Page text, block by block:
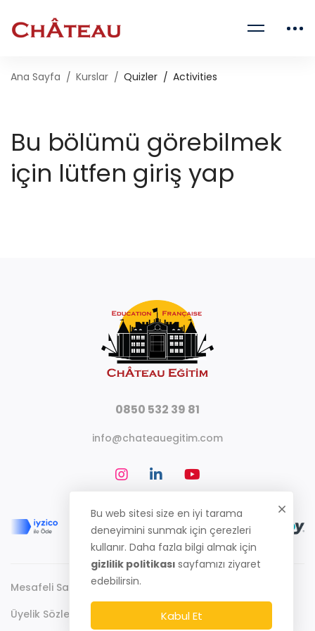
Ana Sayfa Kurslar Quizler Activities
Bu bölümü görebilmek
için lütfen giriş yap
0850 532 39 81
info@chateauegitim.com
Mesafeli Satış Sözleşmesi
Üyelik Sözleşmesi
Bu web sitesi size en iyi tarama
deneyimini sunmak için çerezleri
kullanır. Daha fazla bilgi almak için
gizlilik politikası sayfamızı ziyaret
edebilirsin.
Kabul Et